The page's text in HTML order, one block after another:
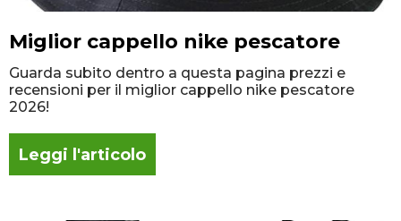
Miglior cappello nike pescatore
Guarda subito dentro a questa pagina prezzi e
recensioni per il miglior cappello nike pescatore
2026!
Leggi l'articolo